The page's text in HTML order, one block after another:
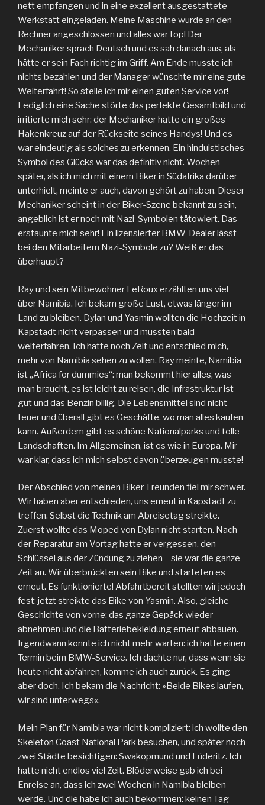
nett empfangen und in eine exzellent ausgestattete
Werkstatt eingeladen. Meine Maschine wurde an den
Rechner angeschlossen und alles war top! Der
Mechaniker sprach Deutsch und es sah danach aus, als
hätte er sein Fach richtig im Griff. Am Ende musste ich
nichts bezahlen und der Manager wünschte mir eine gute
Weiterfahrt! So stelle ich mir einen guten Service vor!
Lediglich eine Sache störte das perfekte Gesamtbild und
irritierte mich sehr: der Mechaniker hatte ein großes
Hakenkreuz auf der Rückseite seines Handys! Und es
war eindeutig als solches zu erkennen. Ein hinduistisches
Symbol des Glücks war das definitiv nicht. Wochen
später, als ich mich mit einem Biker in Südafrika darüber
unterhielt, meinte er auch, davon gehört zu haben. Dieser
Mechaniker scheint in der Biker-Szene bekannt zu sein,
angeblich ist er noch mit Nazi-Symbolen tätowiert. Das
erstaunte mich sehr! Ein lizensierter BMW-Dealer lässt
bei den Mitarbeitern Nazi-Symbole zu? Weiß er das
überhaupt?
Ray und sein Mitbewohner LeRoux erzählten uns viel
über Namibia. Ich bekam große Lust, etwas länger im
Land zu bleiben. Dylan und Yasmin wollten die Hochzeit in
Kapstadt nicht verpassen und mussten bald
weiterfahren. Ich hatte noch Zeit und entschied mich,
mehr von Namibia sehen zu wollen. Ray meinte, Namibia
ist „Africa for dummies“: man bekommt hier alles, was
man braucht, es ist leicht zu reisen, die Infrastruktur ist
gut und das Benzin billig. Die Lebensmittel sind nicht
teuer und überall gibt es Geschäfte, wo man alles kaufen
kann. Außerdem gibt es schöne Nationalparks und tolle
Landschaften. Im Allgemeinen, ist es wie in Europa. Mir
war klar, dass ich mich selbst davon überzeugen musste!
Der Abschied von meinen Biker-Freunden fiel mir schwer.
Wir haben aber entschieden, uns erneut in Kapstadt zu
treffen. Selbst die Technik am Abreisetag streikte.
Zuerst wollte das Moped von Dylan nicht starten. Nach
der Reparatur am Vortag hatte er vergessen, den
Schlüssel aus der Zündung zu ziehen – sie war die ganze
Zeit an. Wir überbrückten sein Bike und starteten es
erneut. Es funktionierte! Abfahrtbereit stellten wir jedoch
fest: jetzt streikte das Bike von Yasmin. Also, gleiche
Geschichte von vorne: das ganze Gepäck wieder
abnehmen und die Batteriebekleidung erneut abbauen.
Irgendwann konnte ich nicht mehr warten: ich hatte einen
Termin beim BMW-Service. Ich dachte nur, dass wenn sie
heute nicht abfahren, komme ich auch zurück. Es ging
aber doch. Ich bekam die Nachricht: »Beide Bikes laufen,
wir sind unterwegs«.
Mein Plan für Namibia war nicht kompliziert: ich wollte den
Skeleton Coast National Park besuchen, und später noch
zwei Städte besichtigen: Swakopmund und Lüderitz. Ich
hatte nicht endlos viel Zeit. Blöderweise gab ich bei
Enreise an, dass ich zwei Wochen in Namibia bleiben
werde. Und die habe ich auch bekommen: keinen Tag